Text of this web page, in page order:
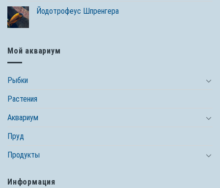
Йодотрофеус Шпренгера
Мой аквариум
Рыбки
Растения
Аквариум
Пруд
Продукты
Информация